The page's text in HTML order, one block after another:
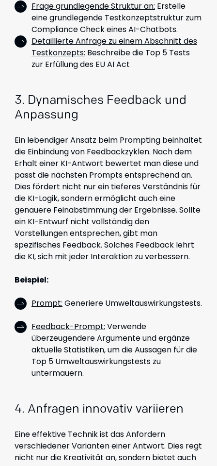
Frage grundlegende Struktur an: Erstelle
eine grundlegende Testkonzeptstruktur zum
Compliance Check eines AI-Chatbots.
Detaillierte Anfrage zu einem Abschnitt des
Testkonzepts: Beschreibe die Top 5 Tests
zur Erfüllung des EU AI Act
3. Dynamisches Feedback und
Anpassung
Ein lebendiger Ansatz beim Prompting beinhaltet
die Einbindung von Feedbackzyklen. Nach dem
Erhalt einer KI-Antwort bewertet man diese und
passt die nächsten Prompts entsprechend an.
Dies fördert nicht nur ein tieferes Verständnis für
die KI-Logik, sondern ermöglicht auch eine
genauere Feinabstimmung der Ergebnisse. Sollte
ein KI-Entwurf nicht vollständig den
Vorstellungen entsprechen, gibt man
spezifisches Feedback. Solches Feedback lehrt
die KI, sich mit jeder Interaktion zu verbessern.
Beispiel:
Prompt: Generiere Umweltauswirkungstests.
Feedback-Prompt: Verwende
überzeugendere Argumente und ergänze
aktuelle Statistiken, um die Aussagen für die
Top 5 Umweltauswirkungstests zu
untermauern.
4. Anfragen innovativ variieren
Eine effektive Technik ist das Anfordern
verschiedener Varianten einer Antwort. Dies regt
nicht nur die Kreativität an, sondern bietet auch